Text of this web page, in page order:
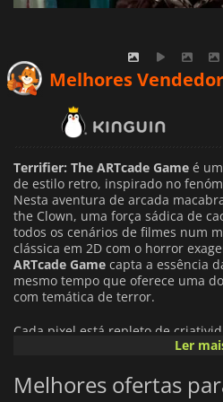
Melhores
Terrifier: The ARTcade Game é
de estilo retro, inspirado no
Nesta aventura de arcada
the Clown, uma força sádica de
todos os cenários de filmes num
clássica em 2D com o horror
ARTcade Game capta a essência
mesmo tempo que oferece uma
com temática de terror.
Cada pixel está repleto de
mão, as animações fluidas e a
brawlers retro e de filmes de
ruas sinistras do carnaval aos
Ler
Melhores ofertas